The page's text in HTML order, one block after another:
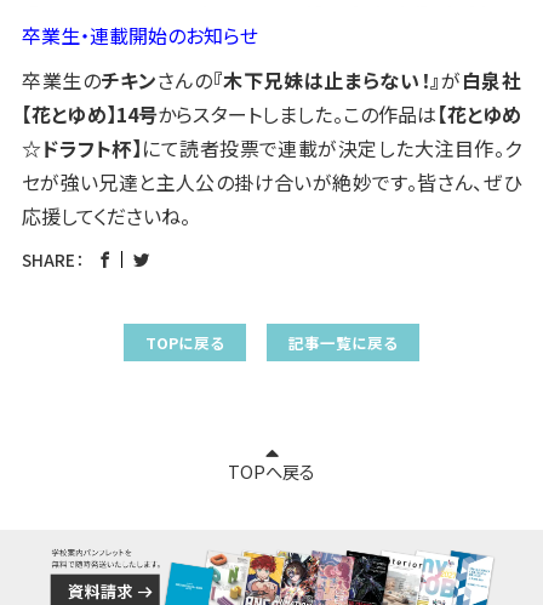
卒業生・連載開始のお知らせ
卒業生のチキンさんの『木下兄妹は止まらない！』が白泉社
【花とゆめ】14号からスタートしました。この作品は【花とゆめ
☆ドラフト杯】にて読者投票で連載が決定した大注目作。ク
セが強い兄達と主人公の掛け合いが絶妙です。皆さん、ぜひ
応援してくださいね。
SHARE：
TOPに戻る 記事一覧に戻る
TOPへ戻る